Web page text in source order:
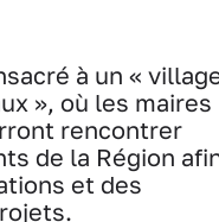
à un «
», où les maires
rencontrer
de la Région
et des